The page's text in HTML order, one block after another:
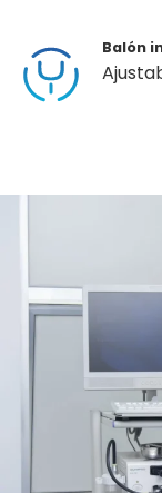
Balón